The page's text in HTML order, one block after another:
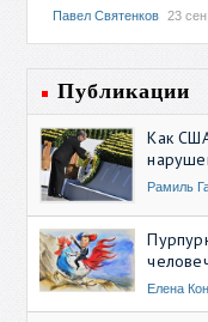
Павел Святенков 23
Публикации
Как
Рамиль
Елена